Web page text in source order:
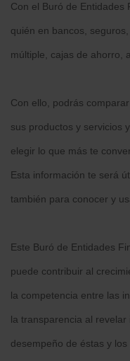
Con el Buró de Entidades
quién en bancos,
múltiple, cajas de ahorro,
Con ello, podrás
sus productos y servicios
elegir lo que más te
Esta información te será
también para conocer y
Este Buró de Entidades
puede contribuir al
la competencia entre las
la transparencia al
desempeño de éstas y